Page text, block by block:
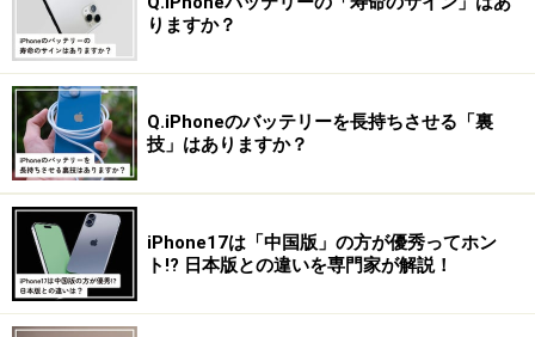
まず、2画面で使いたいアプリをあらかじめ起動して、
「タスク」画面に表示できるようにしておきます。
りますか？
Q.iPhoneのバッテリーを長持ちさせる「裏
技」はありますか？
iPhone17は「中国版」の方が優秀ってホン
ト!? 日本版との違いを専門家が解説！